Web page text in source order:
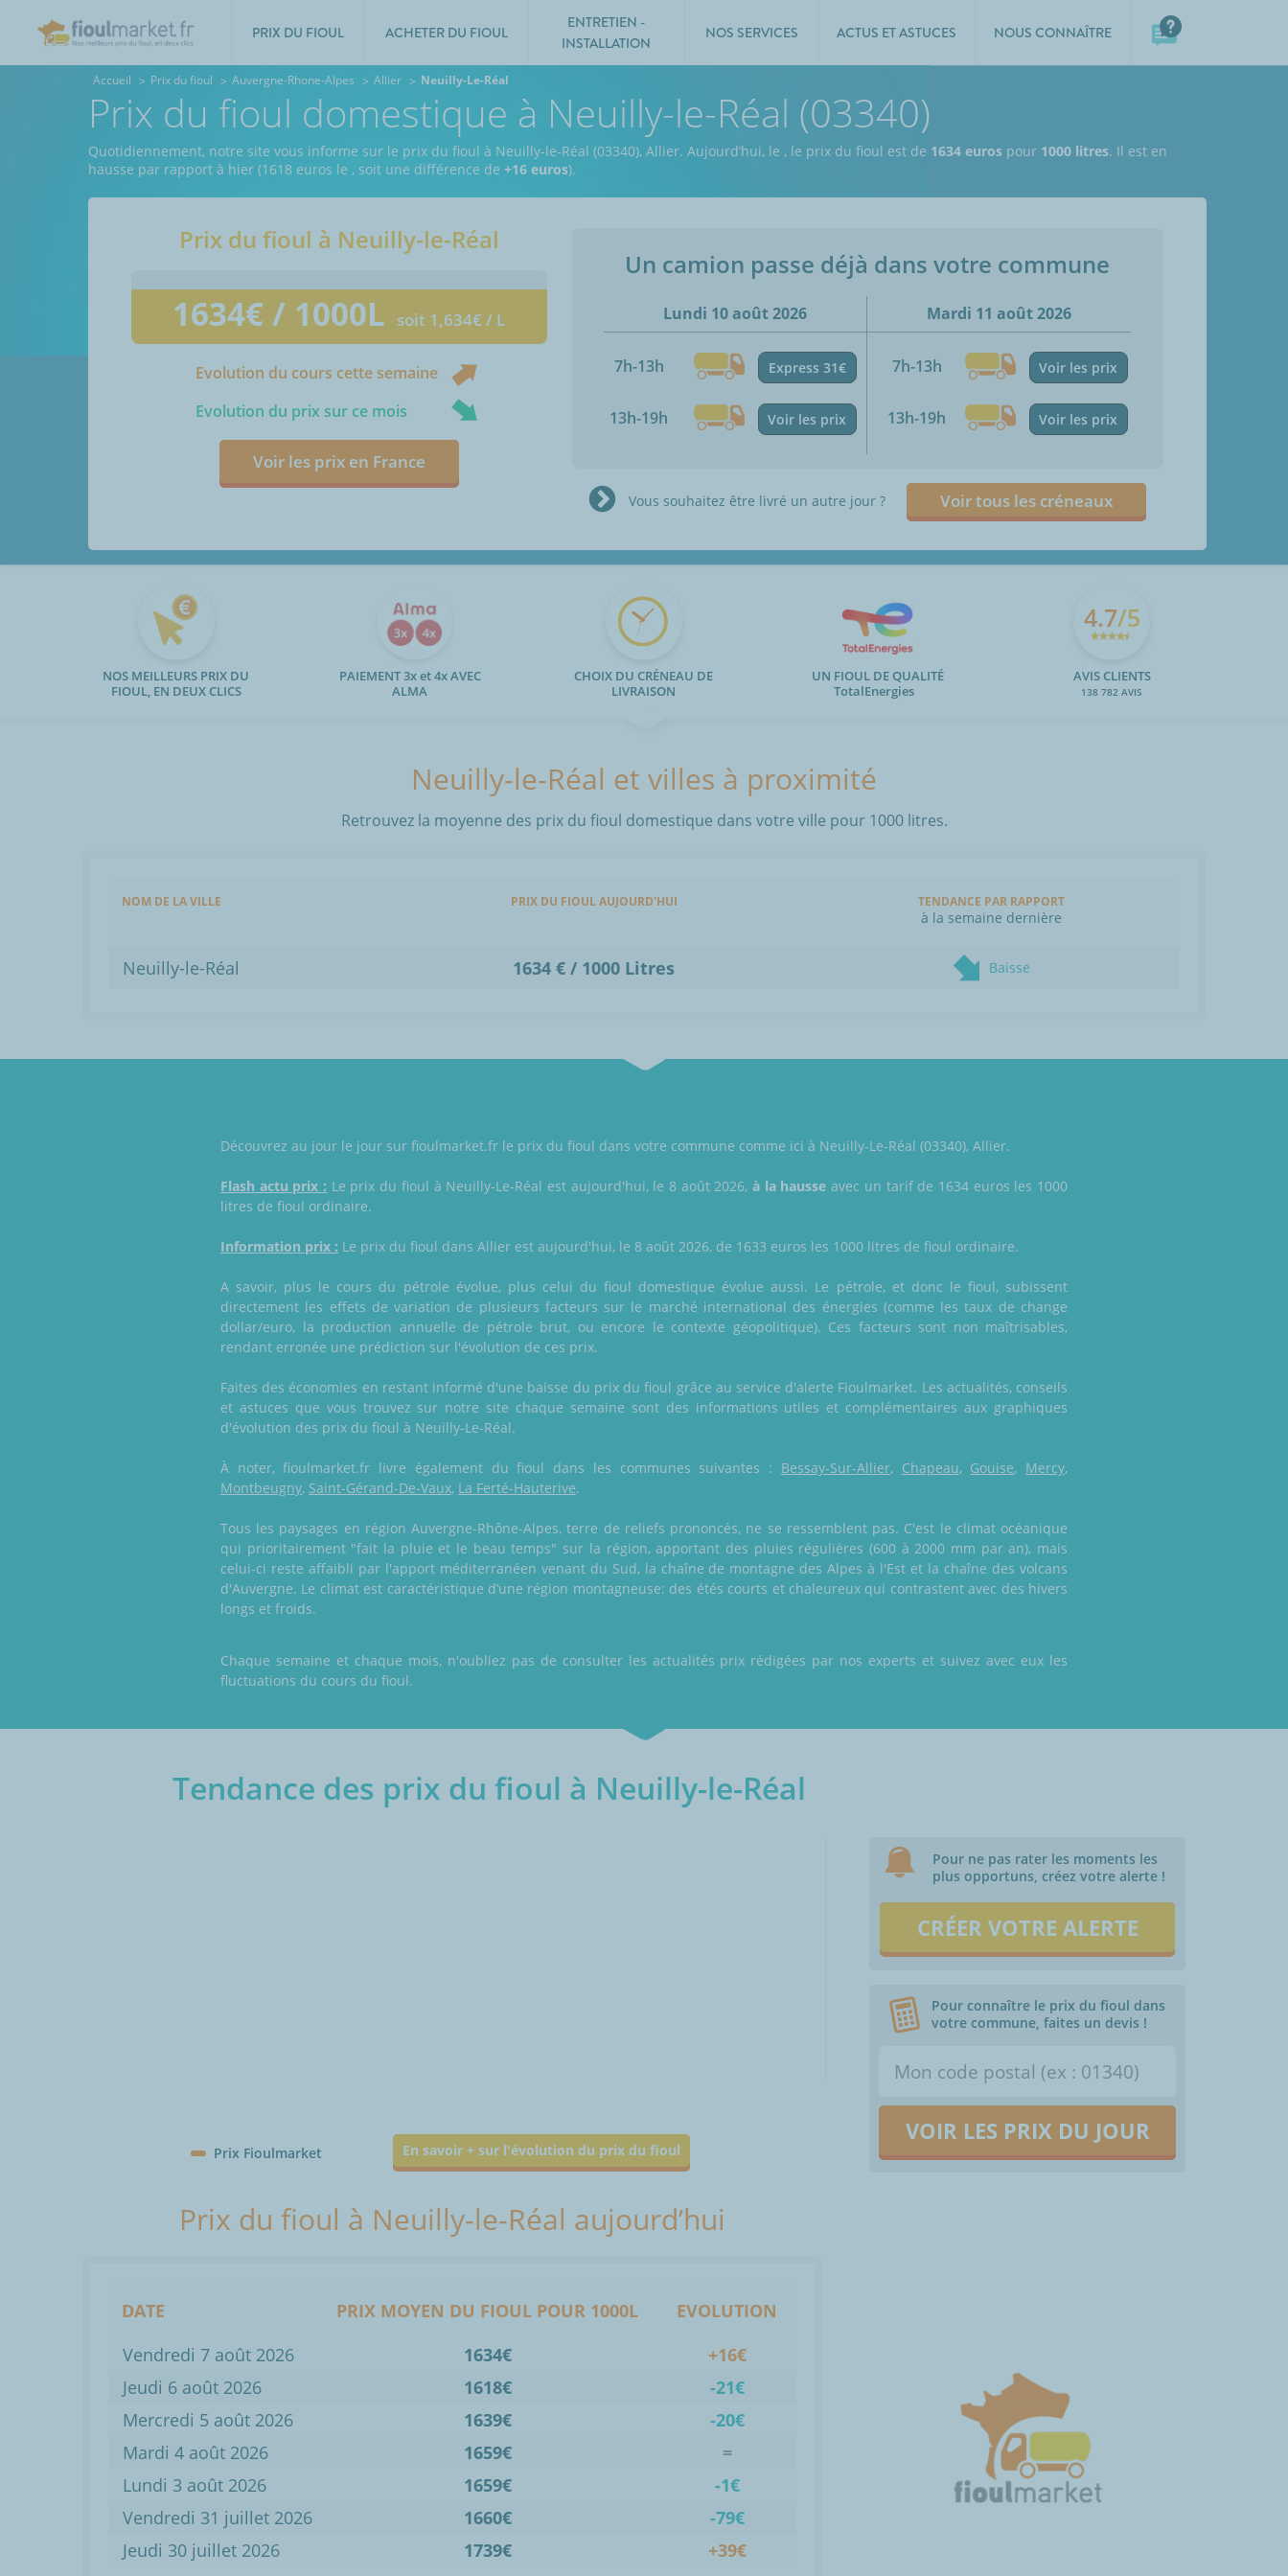
PRIX DU FIOUL ACHETER DU FIOUL
ENTRETIEN -
INSTALLATION
NOS SERVICES ACTUS ET ASTUCES NOUS CONNAÎTRE
Accueil Prix du fioul Auvergne-Rhone-Alpes Allier Neuilly-Le-Réal
Prix du fioul domestique à Neuilly-le-Réal (03340)
Quotidiennement, notre site vous informe sur le prix du fioul à Neuilly-le-Réal (03340), Allier. Aujourd’hui, le , le prix du fioul est de 1634 euros pour 1000 litres. Il est en
hausse par rapport à hier (1618 euros le , soit une différence de +16 euros).
Prix du fioul à Neuilly-le-Réal
1634€ / 1000L soit 1,634€ / L
Evolution du cours cette semaine
Evolution du prix sur ce mois
Voir les prix en France
Un camion passe déjà dans votre commune
Lundi 10 août 2026
7h-13h Express 31€
13h-19h Voir les prix
Mardi 11 août 2026
7h-13h Voir les prix
13h-19h Voir les prix
Vous souhaitez être livré un autre jour ? Voir tous les créneaux
NOS MEILLEURS PRIX DU
FIOUL, EN DEUX CLICS
PAIEMENT 3x et 4x AVEC
ALMA
CHOIX DU CRÉNEAU DE
LIVRAISON
UN FIOUL DE QUALITÉ
TotalEnergies
4.7/5
AVIS CLIENTS
138 782 AVIS
Neuilly-le-Réal et villes à proximité
Retrouvez la moyenne des prix du fioul domestique dans votre ville pour 1000 litres.
NOM DE LA VILLE PRIX DU FIOUL AUJOURD'HUI TENDANCE PAR RAPPORT
à la semaine dernière
Neuilly-le-Réal 1634 € / 1000 Litres Baisse
Découvrez au jour le jour sur fioulmarket.fr le prix du fioul dans votre commune comme ici à Neuilly-Le-Réal (03340), Allier.
Flash actu prix : Le prix du fioul à Neuilly-Le-Réal est aujourd'hui, le 8 août 2026,à la hausse avec un tarif de 1634 euros les 1000
litres de fioul ordinaire.
Information prix : Le prix du fioul dans Allier est aujourd'hui, le 8 août 2026, de 1633 euros les 1000 litres de fioul ordinaire.
A savoir, plus le cours du pétrole évolue, plus celui du fioul domestique évolue aussi. Le pétrole, et donc le fioul, subissent
directement les effets de variation de plusieurs facteurs sur le marché international des énergies (comme les taux de change
dollar/euro, la production annuelle de pétrole brut, ou encore le contexte géopolitique). Ces facteurs sont non maîtrisables,
rendant erronée une prédiction sur l'évolution de ces prix.
Faites des économies en restant informé d'une baisse du prix du fioul grâce au service d'alerte Fioulmarket. Les actualités, conseils
et astuces que vous trouvez sur notre site chaque semaine sont des informations utiles et complémentaires aux graphiques
d'évolution des prix du fioul à Neuilly-Le-Réal.
À noter, fioulmarket.fr livre également du fioul dans les communes suivantes : Bessay-Sur-Allier, Chapeau, Gouise, Mercy,
Montbeugny, Saint-Gérand-De-Vaux, La Ferté-Hauterive.
Tous les paysages en région Auvergne-Rhône-Alpes, terre de reliefs prononcés, ne se ressemblent pas. C'est le climat océanique
qui prioritairement "fait la pluie et le beau temps" sur la région, apportant des pluies régulières (600 à 2000 mm par an), mais
celui-ci reste affaibli par l'apport méditerranéen venant du Sud, la chaîne de montagne des Alpes à l'Est et la chaîne des volcans
d'Auvergne. Le climat est caractéristique d’une région montagneuse: des étés courts et chaleureux qui contrastent avec des hivers
longs et froids.
Chaque semaine et chaque mois, n'oubliez pas de consulter les actualités prix rédigées par nos experts et suivez avec eux les
fluctuations du cours du fioul.
Tendance des prix du fioul à Neuilly-le-Réal
Prix Fioulmarket En savoir + sur l'évolution du prix du fioul
Pour ne pas rater les moments les
plus opportuns, créez votre alerte !
CRÉER VOTRE ALERTE
Pour connaître le prix du fioul dans
votre commune, faites un devis !
VOIR LES PRIX DU JOUR
Prix du fioul à Neuilly-le-Réal aujourd’hui
DATE PRIX MOYEN DU FIOUL POUR 1000L
EVOLUTION
Vendredi 7 août 2026
1634€
+16€
Jeudi 6 août 2026
1618€
-21€
Mercredi 5 août 2026
1639€
-20€
Mardi 4 août 2026
1659€
=
Lundi 3 août 2026
1659€
-1€
Vendredi 31 juillet 2026
1660€
-79€
Jeudi 30 juillet 2026
1739€ +39€